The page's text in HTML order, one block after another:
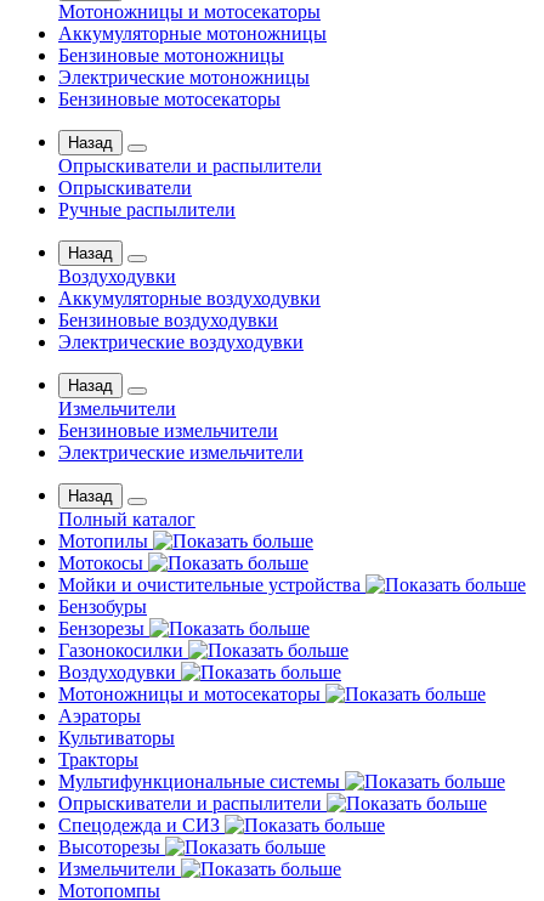
Мотоножницы и мотосекаторы
Аккумуляторные мотоножницы
Бензиновые мотоножницы
Электрические мотоножницы
Бензиновые мотосекаторы
Назад
Опрыскиватели и распылители
Опрыскиватели
Ручные распылители
Назад
Воздуходувки
Аккумуляторные воздуходувки
Бензиновые воздуходувки
Электрические воздуходувки
Назад
Измельчители
Бензиновые измельчители
Электрические измельчители
Назад
Полный каталог
Мотопилы
Мотокосы
Мойки и очистительные устройства
Бензобуры
Бензорезы
Газонокосилки
Воздуходувки
Мотоножницы и мотосекаторы
Аэраторы
Культиваторы
Тракторы
Мультифункциональные системы
Опрыскиватели и распылители
Спецодежда и СИЗ
Высоторезы
Измельчители
Мотопомпы